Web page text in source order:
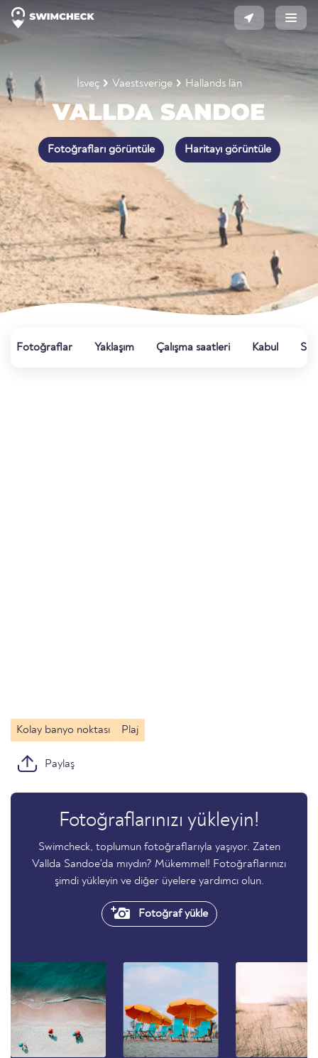
İsveç Vaestsverige Hallands län
VALLDA SANDOE
Fotoğrafları görüntüle Haritayı görüntüle
Fotoğraflar Yaklaşım Çalışma saatleri Kabul Su
Kolay banyo noktası Plaj
Paylaş
Fotoğraflarınızı yükleyin!
Swimcheck, toplumun fotoğraflarıyla yaşıyor. Zaten
Vallda Sandoe'da mıydın? Mükemmel! Fotoğraflarınızı
şimdi yükleyin ve diğer üyelere yardımcı olun.
Fotoğraf yükle